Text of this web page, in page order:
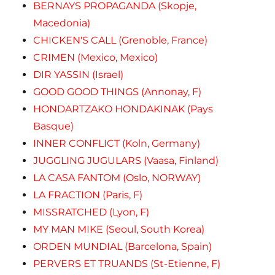
BERNAYS PROPAGANDA (Skopje,
Macedonia)
CHICKEN'S CALL (Grenoble, France)
CRIMEN (Mexico, Mexico)
DIR YASSIN (Israel)
GOOD GOOD THINGS (Annonay, F)
HONDARTZAKO HONDAKINAK (Pays
Basque)
INNER CONFLICT (Koln, Germany)
JUGGLING JUGULARS (Vaasa, Finland)
LA CASA FANTOM (Oslo, NORWAY)
LA FRACTION (Paris, F)
MISSRATCHED (Lyon, F)
MY MAN MIKE (Seoul, South Korea)
ORDEN MUNDIAL (Barcelona, Spain)
PERVERS ET TRUANDS (St-Etienne, F)